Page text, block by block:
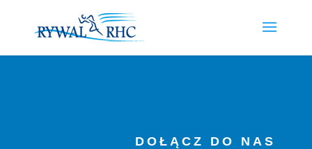
DOŁĄCZ DO NAS